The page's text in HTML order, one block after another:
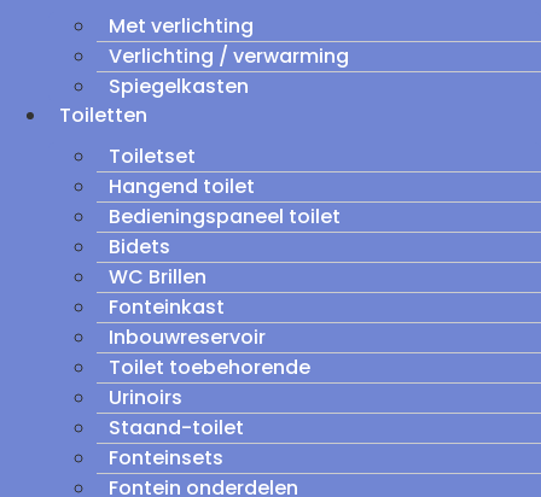
Met verlichting
Verlichting / verwarming
Spiegelkasten
Toiletten
Toiletset
Hangend toilet
Bedieningspaneel toilet
Bidets
WC Brillen
Fonteinkast
Inbouwreservoir
Toilet toebehorende
Urinoirs
Staand-toilet
Fonteinsets
Fontein onderdelen